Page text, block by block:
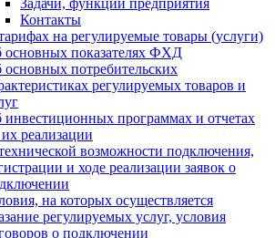
Контакты
на регулируемые товары (услуги)
основных показателях ФХД
потребительских
регулируемых товаров и
программах и отчетах
реализации
возможности подключения,
и ходе реализации заявок о
на которых осуществляется
регулируемых услуг, условия
о подключении